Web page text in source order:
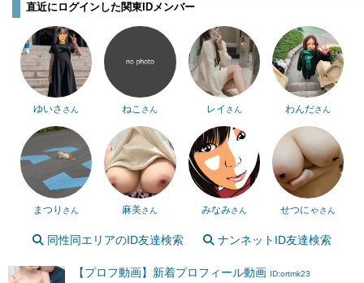
直近にログインした関東IDメンバー
ゆいさ さん ねこ さん レイ さん わんださん
まつり さん 麻美さん みなみさん せつにゃさん
同性同エリアのID友達検索 ナンネットID友達検索
【プロフ動画】新着プロフィール動画 ID:ortmk23